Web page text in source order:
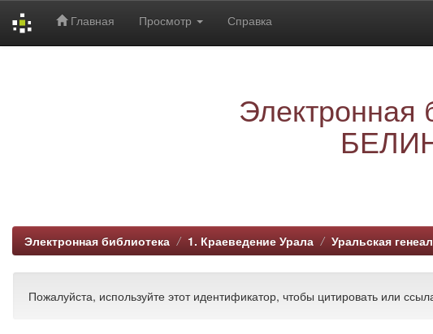
Главная Просмотр Справка
Электронная
Электронная библиотека 1. Краеведение Урала Уральская
Пожалуйста, используйте этот идентификатор, чтобы цитировать или